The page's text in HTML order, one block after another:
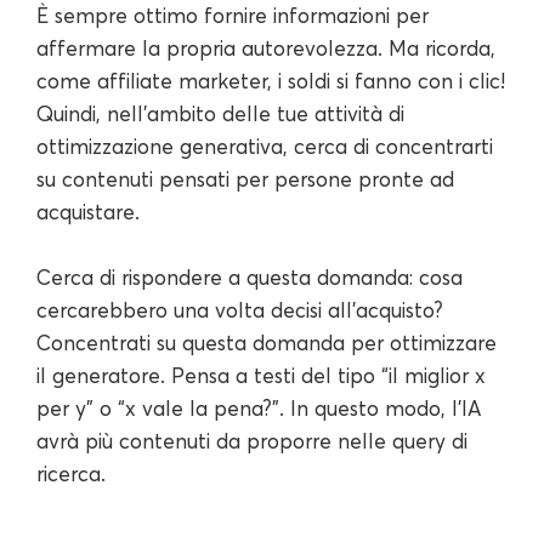
È sempre ottimo fornire informazioni per
affermare la propria autorevolezza. Ma ricorda,
come affiliate marketer, i soldi si fanno con i clic!
Quindi, nell'ambito delle tue attività di
ottimizzazione generativa, cerca di concentrarti
su contenuti pensati per persone pronte ad
acquistare.
Cerca di rispondere a questa domanda: cosa
cercarebbero una volta decisi all'acquisto?
Concentrati su questa domanda per ottimizzare
il generatore. Pensa a testi del tipo “il miglior x
per y” o “x vale la pena?”. In questo modo, l'IA
avrà più contenuti da proporre nelle query di
ricerca.